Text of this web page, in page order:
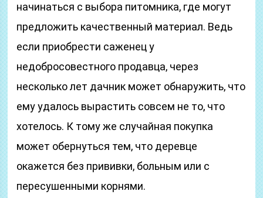
начинаться с выбора питомника, где могут
предложить качественный материал. Ведь
если приобрести саженец у
недобросовестного продавца, через
несколько лет дачник может обнаружить, что
ему удалось вырастить совсем не то, что
хотелось. К тому же случайная покупка
может обернуться тем, что деревце
окажется без прививки, больным или с
пересушенными корнями.